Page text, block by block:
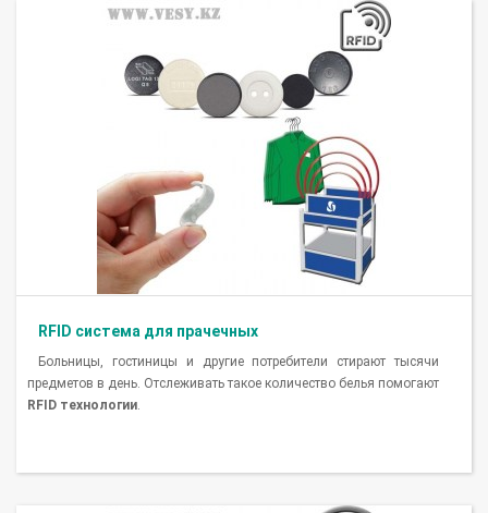
RFID система для прачечных
Больницы, гостиницы и другие потребители стирают тысячи
предметов в день. Отслеживать такое количество белья помогают
RFID технологии.